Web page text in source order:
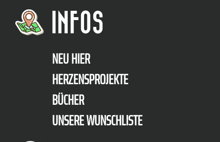
INFOS
NEU HIER
HERZENSPROJEKTE
BÜCHER
UNSERE WUNSCHLISTE